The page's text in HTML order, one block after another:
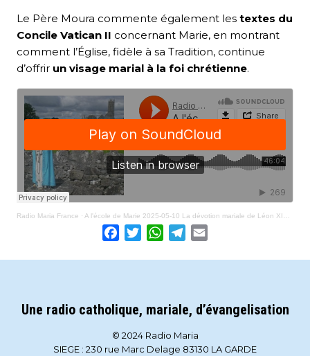
Le Père Moura commente également les textes du
Concile Vatican II concernant Marie, en montrant
comment l’Église, fidèle à sa Tradition, continue
d’offrir un visage marial à la foi chrétienne.
Radio Maria France · A l'école de Marie 2025-05-10 La dévotion mariale de Léon XIV et François et le concile Vatican II
Facebook
TwitterWhatsApp
Telegram
Une radio catholique, mariale, d’évangelisation
© 2024 Radio Maria
SIEGE : 230 rue Marc Delage 83130 LA GARDE